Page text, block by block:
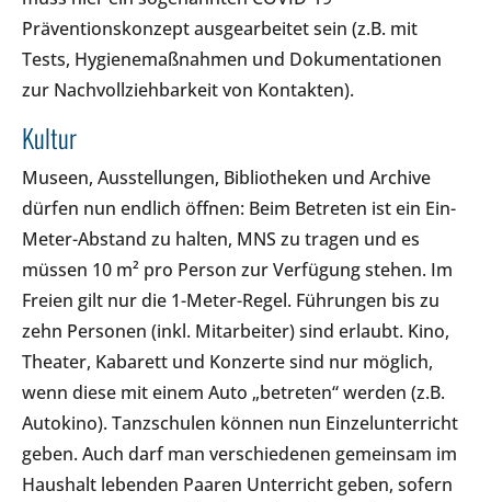
Präventionskonzept ausgearbeitet sein (z.B. mit
Tests, Hygienemaßnahmen und Dokumentationen
zur Nachvollziehbarkeit von Kontakten).
Kultur
Museen, Ausstellungen, Bibliotheken und Archive
dürfen nun endlich öffnen: Beim Betreten ist ein Ein-
Meter-Abstand zu halten, MNS zu tragen und es
müssen 10 m² pro Person zur Verfügung stehen. Im
Freien gilt nur die 1-Meter-Regel. Führungen bis zu
zehn Personen (inkl. Mitarbeiter) sind erlaubt. Kino,
Theater, Kabarett und Konzerte sind nur möglich,
wenn diese mit einem Auto „betreten“ werden (z.B.
Autokino). Tanzschulen können nun Einzelunterricht
geben. Auch darf man verschiedenen gemeinsam im
Haushalt lebenden Paaren Unterricht geben, sofern